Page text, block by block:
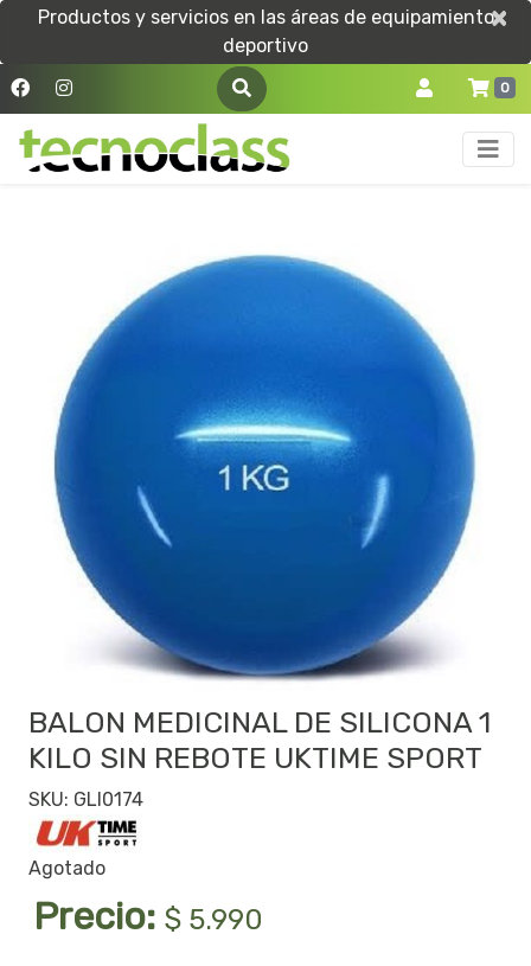
Productos y servicios en las áreas de equipamiento
deportivo
×
×
0
BALON MEDICINAL DE SILICONA 1
KILO SIN REBOTE UKTIME SPORT
SKU: GLI0174
Agotado
Precio: $ 5.990